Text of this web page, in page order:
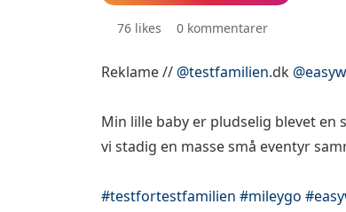
76 likes 0 kommentarer
Reklame // @testfamilien.dk
Min lille baby er pludselig blevet
vi stadig en masse små eventyr
#testfortestfamilien #mileygo